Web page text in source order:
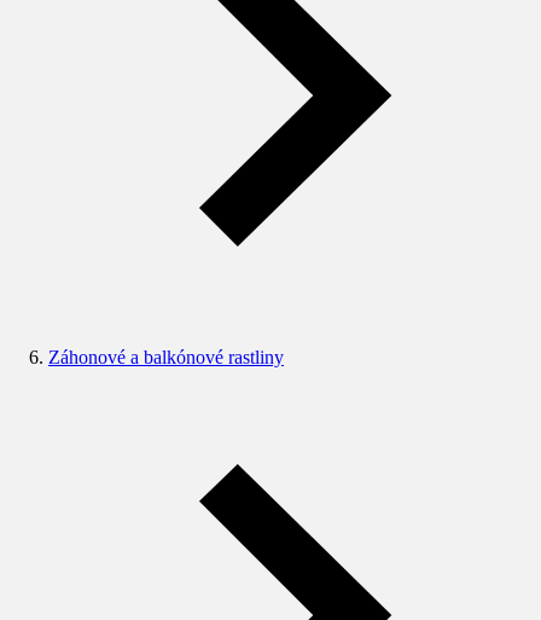
Záhonové a balkónové rastliny